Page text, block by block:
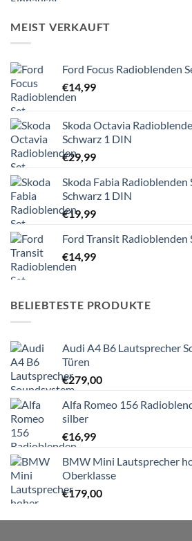
MEIST VERKAUFT
Ford Focus Radioblenden
€14,99
Skoda Octavia
Schwarz 1 DIN
€29,99
Skoda Fabia
Schwarz 1 DIN
€19,99
Ford Transit
€14,99
BELIEBTESTE PRODUKTE
Audi A4 B6 Lautsprecher
Türen
€279,00
Alfa Romeo 156
silber
€16,99
BMW Mini Lautsprecher
Oberklasse
€179,00